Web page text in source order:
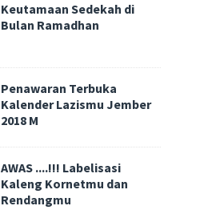
Keutamaan Sedekah di
Bulan Ramadhan
Penawaran Terbuka
Kalender Lazismu Jember
2018 M
AWAS ....!!! Labelisasi
Kaleng Kornetmu dan
Rendangmu